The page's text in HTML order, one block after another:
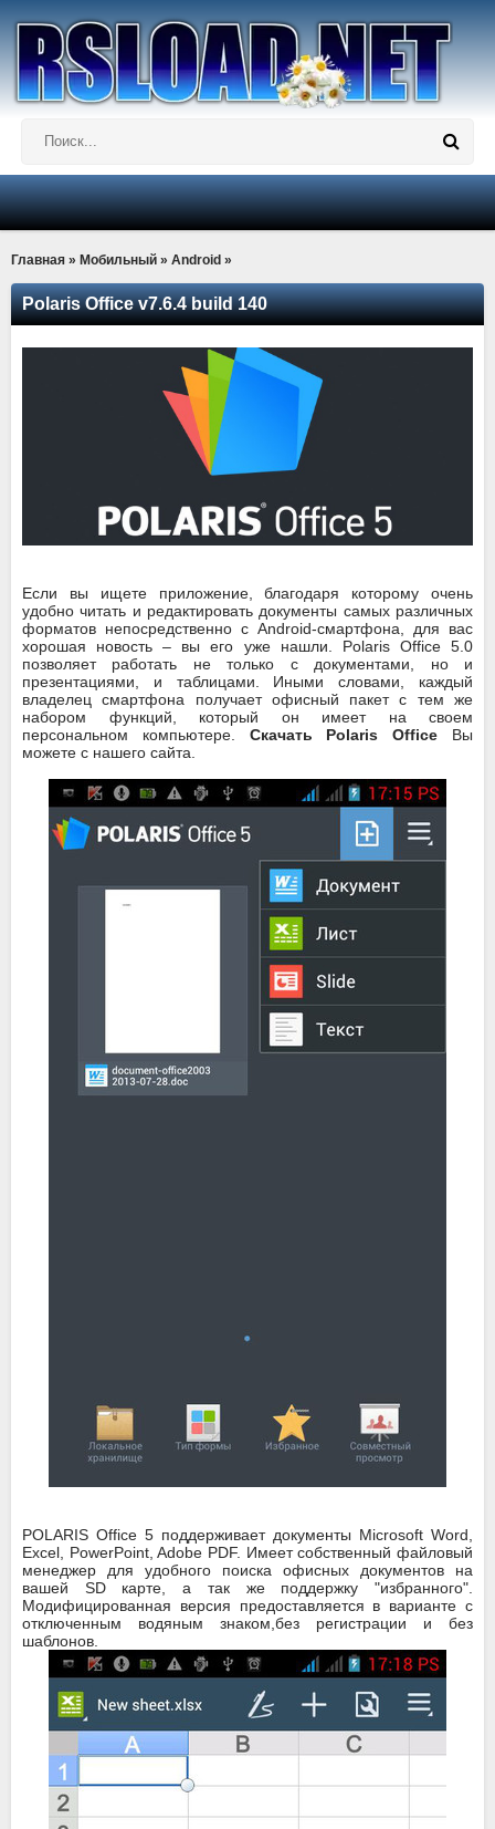
Главная » Мобильный » Android »
Polaris Office v7.6.4 build 140
Если вы ищете приложение, благодаря которому очень
удобно читать и редактировать документы самых различных
форматов непосредственно с Android-смартфона, для вас
хорошая новость – вы его уже нашли. Polaris Office 5.0
позволяет работать не только с документами, но и
презентациями, и таблицами. Иными словами, каждый
владелец смартфона получает офисный пакет с тем же
набором функций, который он имеет на своем
персональном компьютере. Скачать Polaris Office Вы
можете с нашего сайта.
POLARIS Office 5 поддерживает документы Microsoft Word,
Excel, PowerPoint, Adobe PDF. Имеет собственный файловый
менеджер для удобного поиска офисных документов на
вашей SD карте, а так же поддержку "избранного".
Модифицированная версия предоставляется в варианте с
отключенным водяным знаком,без регистрации и без
шаблонов.